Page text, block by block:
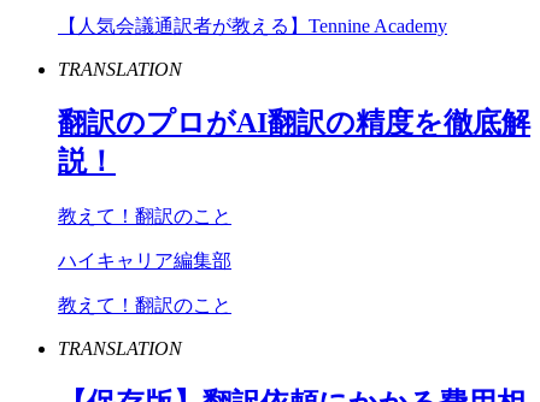
【人気会議通訳者が教える】Tennine Academy
TRANSLATION
翻訳のプロがAI翻訳の精度を徹底解
説！
教えて！翻訳のこと
ハイキャリア編集部
教えて！翻訳のこと
TRANSLATION